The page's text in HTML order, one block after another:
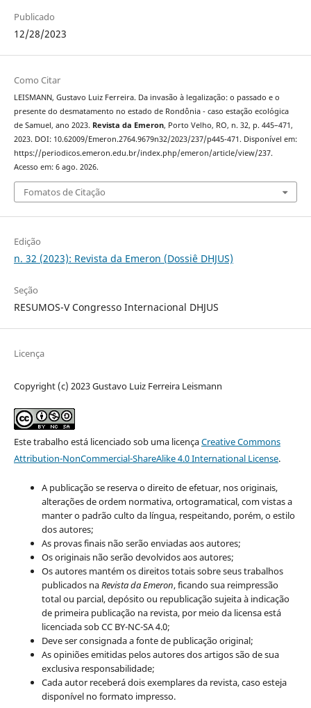
Publicado
12/28/2023
Como Citar
LEISMANN, Gustavo Luiz Ferreira. Da invasão à legalização: o passado e o
presente do desmatamento no estado de Rondônia - caso estação ecológica
de Samuel, ano 2023. Revista da Emeron, Porto Velho, RO, n. 32, p. 445–471,
2023. DOI: 10.62009/Emeron.2764.9679n32/2023/237/p445-471. Disponível em:
https://periodicos.emeron.edu.br/index.php/emeron/article/view/237.
Acesso em: 6 ago. 2026.
Fomatos de Citação
Edição
n. 32 (2023): Revista da Emeron (Dossiê DHJUS)
Seção
RESUMOS-V Congresso Internacional DHJUS
Licença
Copyright (c) 2023 Gustavo Luiz Ferreira Leismann
Este trabalho está licenciado sob uma licençaCreative Commons
Attribution-NonCommercial-ShareAlike 4.0 International License.
A publicação se reserva o direito de efetuar, nos originais,
alterações de ordem normativa, ortogramatical, com vistas a
manter o padrão culto da língua, respeitando, porém, o estilo
dos autores;
As provas finais não serão enviadas aos autores;
Os originais não serão devolvidos aos autores;
Os autores mantém os direitos totais sobre seus trabalhos
publicados naRevista da Emeron, ficando sua reimpressão
total ou parcial, depósito ou republicação sujeita à indicação
de primeira publicação na revista, por meio da licensa está
licenciada sob CC BY-NC-SA 4.0;
Deve ser consignada a fonte de publicação original;
As opiniões emitidas pelos autores dos artigos são de sua
exclusiva responsabilidade;
Cada autor receberá dois exemplares da revista, caso esteja
disponível no formato impresso.